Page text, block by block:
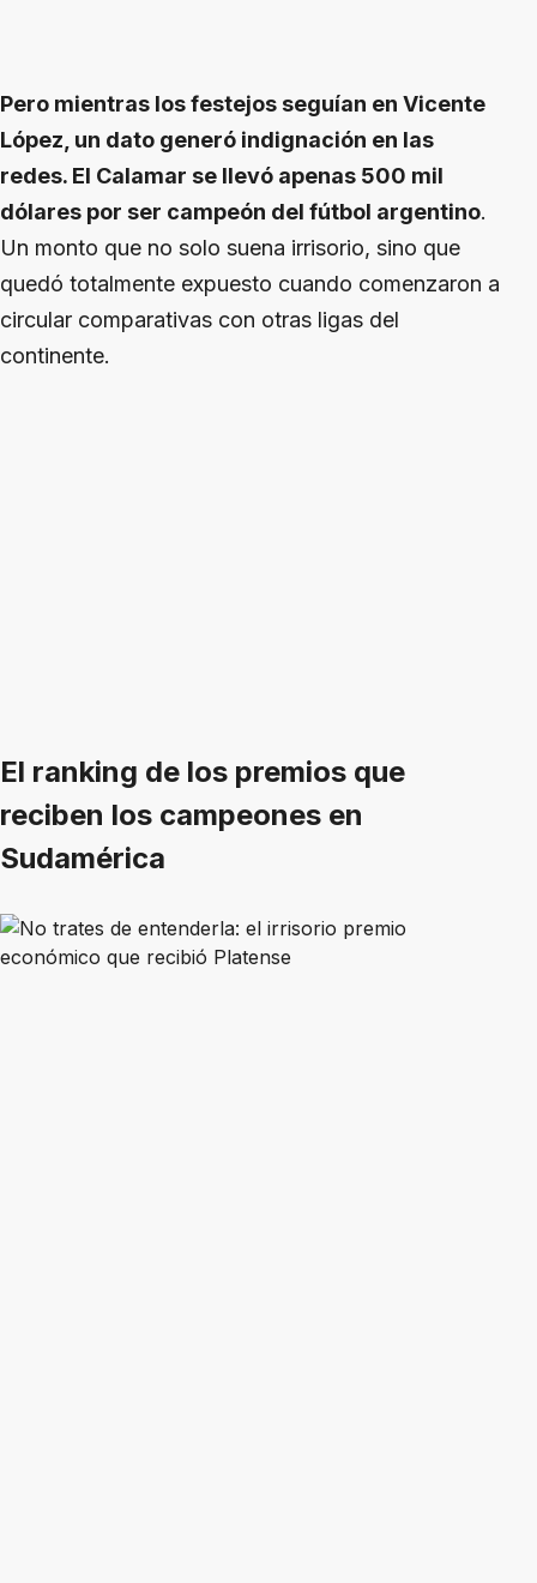
Pero mientras los festejos seguían en Vicente
López, un dato generó indignación en las
redes. El Calamar se llevó apenas 500 mil
dólares por ser campeón del fútbol argentino.
Un monto que no solo suena irrisorio, sino que
quedó totalmente expuesto cuando comenzaron a
circular comparativas con otras ligas del
continente.
El ranking de los premios que
reciben los campeones en
Sudamérica